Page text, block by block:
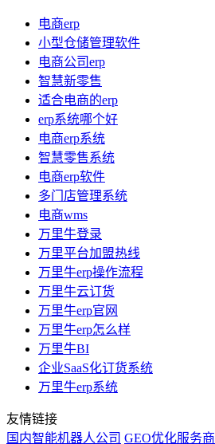
电商erp
小型仓储管理软件
电商公司erp
智慧新零售
适合电商的erp
erp系统哪个好
电商erp系统
智慧零售系统
电商erp软件
多门店管理系统
电商wms
万里牛登录
万里平台加盟热线
万里牛erp操作流程
万里牛云订货
万里牛erp官网
万里牛erp怎么样
万里牛BI
企业SaaS化订货系统
万里牛erp系统
友情链接
国内智能机器人公司 GEO优化服务商